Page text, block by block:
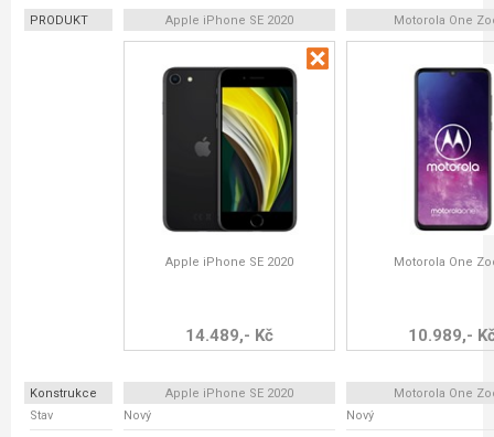
PRODUKT Apple iPhone SE 2020 Motorola One
Apple iPhone SE 2020
14.489,- Kč
Motorola One
10.989,-
Konstrukce Apple iPhone SE 2020
Motorola One
Stav
Nový Nový